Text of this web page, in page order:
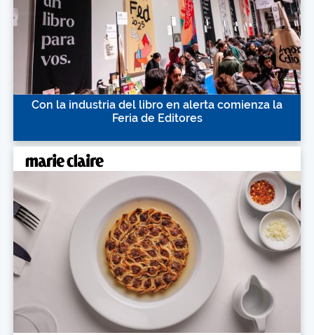
Con la industria del libro en alerta comienza la
Feria de Editores